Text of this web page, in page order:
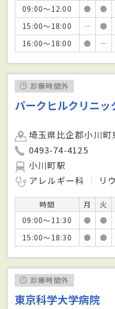
09:00～12:00 ● ●
15:00～18:00
－ ●
16:00～18:00
● －
診療時間外
パークヒルクリニッ
埼玉県比企郡小川
0493-74-4125
小川町駅
アレルギー科
リ
時間 月 火
09:00～11:30
● ●
15:00～18:30
● ●
診療時間外
東京科学大学病院